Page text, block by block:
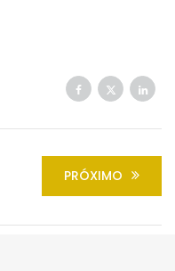
PRÓXIMO